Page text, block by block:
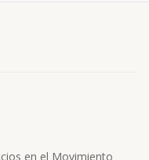
en el Movimiento